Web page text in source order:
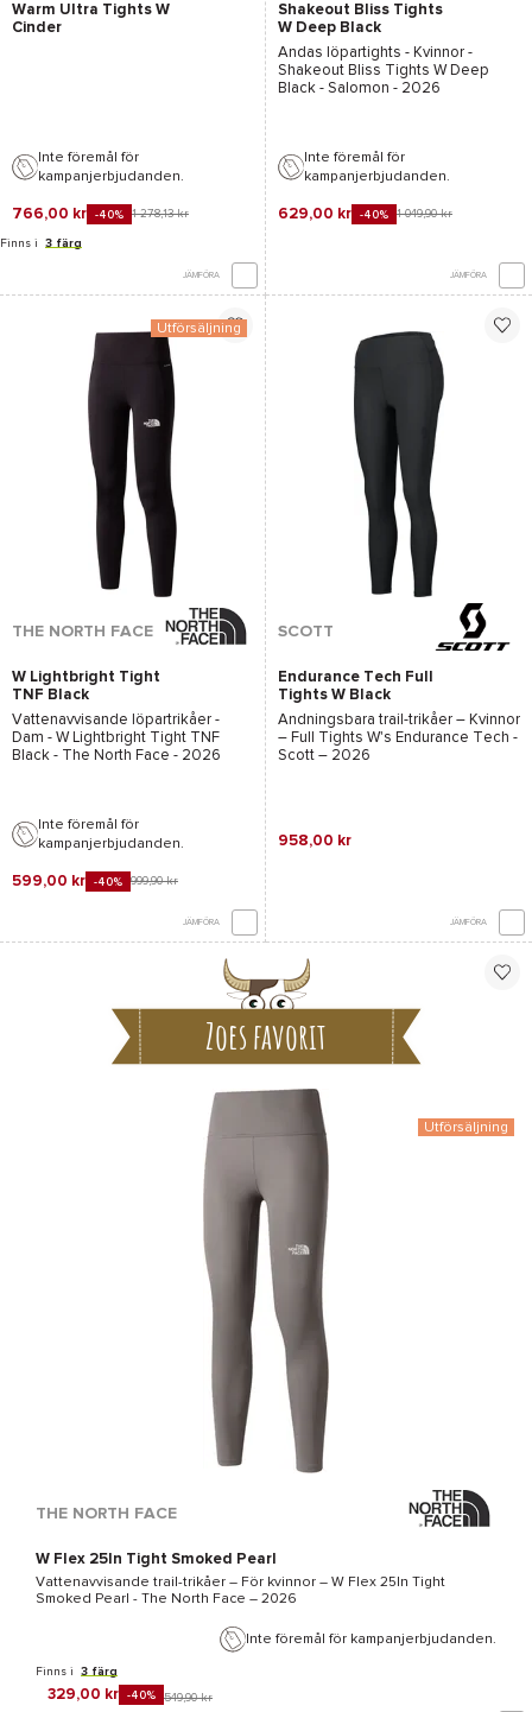
Warm Ultra Tights W
Cinder
Inte föremål för
kampanjerbjudanden.
766,00 kr -40% 1 278,13 kr
Finns i 3 färg
JÄMFÖRA
Shakeout Bliss Tights
W Deep Black
Andas löpartights - Kvinnor -
Shakeout Bliss Tights W Deep
Black - Salomon - 2026
Inte föremål för
kampanjerbjudanden.
629,00 kr -40% 1 049,90 kr
JÄMFÖRA
Utförsäljning
THE NORTH FACE
W Lightbright Tight
TNF Black
Vattenavvisande löpartrikåer -
Dam - W Lightbright Tight TNF
Black - The North Face - 2026
Inte föremål för
kampanjerbjudanden.
599,00 kr -40% 999,90 kr
JÄMFÖRA
SCOTT
Endurance Tech Full
Tights W Black
Andningsbara trail-trikåer – Kvinnor
– Full Tights W's Endurance Tech -
Scott – 2026
958,00 kr
JÄMFÖRA
Zoes favorit
Utförsäljning
THE NORTH FACE
W Flex 25In Tight Smoked Pearl
Vattenavvisande trail-trikåer – För kvinnor – W Flex 25In Tight
Smoked Pearl - The North Face – 2026
Inte föremål för kampanjerbjudanden.
329,00 kr -40% 549,90 kr
Finns i 3 färg